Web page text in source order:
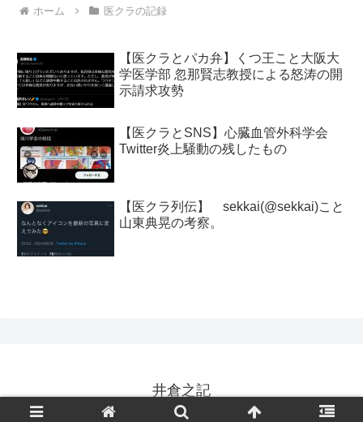
ホーム 医クラの記録
【医クラとパカ弁】くつ王こと大阪大
学医学部 忽那賢志教授による怒涛の開
示請求攻勢
【医クラとSNS】心臓血管外科学会
Twitter炎上騒動の残したもの
【医クラ列伝】 sekkai(@sekkai)こと
山東典晃の考察。
井倉之記
© 2022 井倉之記.